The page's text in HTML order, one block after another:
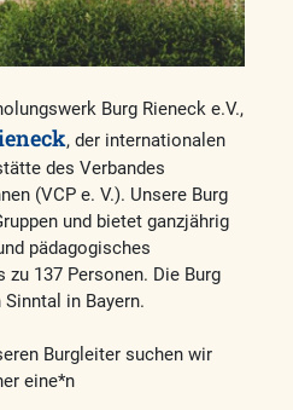
Burg Rieneck e.V.,
, der internationalen
des Verbandes
(VCP e. V.). Unsere Burg
und bietet ganzjährig
pädagogisches
137 Personen. Die Burg
in Bayern.
Burgleiter suchen wir
eine*n